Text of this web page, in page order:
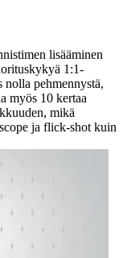
lisääminen
1:1-
pehmennystä,
myös 10 kertaa
mikä
ja flick-shot kuin